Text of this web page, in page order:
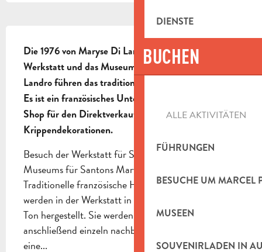
DIENSTE
BUCHEN
ALLE AKTIVITÄTEN
FÜHRUNGEN
BESUCHE UM MARCEL
MUSEEN
SOUVENIRLADEN IN
Die 1976 von Maryse Di Landro gegründete
Werkstatt und das Museum des Santon Maryse Di
Landro führen das traditionelle Handwerk fort.
Es ist ein französisches Unternehmen par excellence.
Shop für den Direktverkauf von Santons und
Krippendekorationen.
Besuch der Werkstatt für Santons, Besuch des
Museums für Santons Maryse Di Landro,
Traditionelle französische Herstellung : Die Santons
werden in der Werkstatt in Aubagne vollständig aus
Ton hergestellt. Sie werden von Hand geformt und
anschließend einzeln nachbearbeitet, um jeder Figur
eine...